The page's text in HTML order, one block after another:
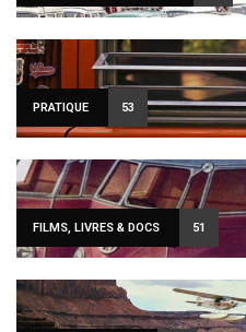
PRATIQUE 53
FILMS, LIVRES & DOCS 51